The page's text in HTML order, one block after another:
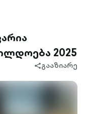
2025
share-
გააზიარე